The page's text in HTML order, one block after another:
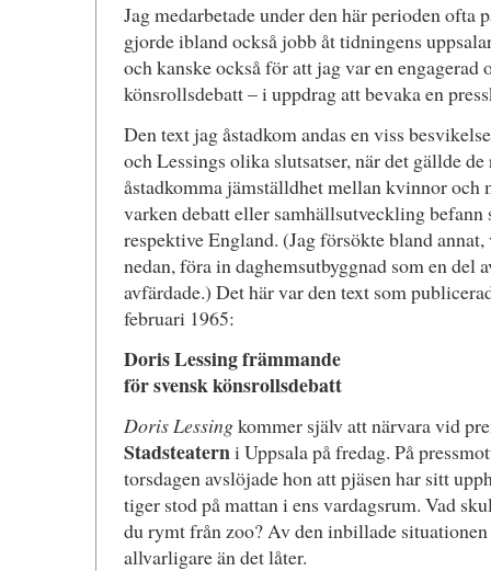
Jag medarbetade under den här perioden ofta
gjorde ibland också jobb åt tidningens
och kanske också för att jag var en
könsrollsdebatt – i uppdrag att bevaka en
Den text jag åstadkom andas en viss
och Lessings olika slutsatser, när det gällde
åstadkomma jämställdhet mellan kvinnor och
varken debatt eller samhällsutveckling befann
respektive England. (Jag försökte bland
nedan, föra in daghemsutbyggnad som en del
avfärdade.) Det här var den text som
februari 1965:
Doris Lessing främmande
för svensk könsrollsdebatt
Doris Lessingkommer själv att närvara vid
Stadsteaterni Uppsala på fredag. På
torsdagen avslöjade hon att pjäsen har sitt
tiger stod på mattan i ens vardagsrum. Vad
du rymt från zoo? Av den inbillade
allvarligare än det låter.